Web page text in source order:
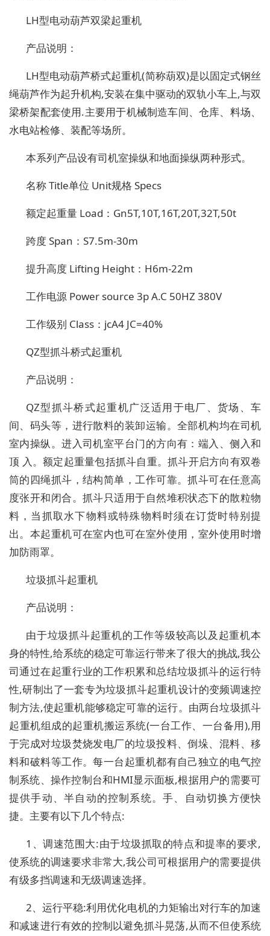
LH型电动葫芦双梁起重机
产品说明：
LH型电动葫芦桥式起重机(简称葫双)是以固定式钢丝
绳葫芦作为起升机构,安装在集中驱动的双轨小车上,与双
梁桥架配套使用.主要用于机械制造车间、仓库、料场、
水电站检修、装配等场所。
本系列产品设有司机室操纵和地面操纵两种形式。
名称 Title单位 Unit规格 Specs
额定起重量 Load：Gn5T,10T,16T,20T,32T,50t
跨度 Span：S7.5m-30m
提升高度 Lifting Height：H6m-22m
工作电源 Power source 3p A.C 50HZ 380V
工作级别 Class：jcA4 JC=40%
QZ型抓斗桥式起重机
产品说明：
QZ型抓斗桥式起重机广泛适用于电厂、货场、车
间、码头等，进行散料的装卸运输。全部机构均在司机
室内操纵。进入司机室平台门的方向有：端入、侧入和
顶 入。额定起重量包括抓斗自重。抓斗开启方向有双卷
筒的四绳抓斗，结构简单，工作可靠。抓斗可在任意高
度张开和闭合。抓斗只适用于自然堆积状态下的散粒物
料，当抓取水下物料或特殊物料时须在订货时特别提
出。本起重机可在室内也可在室外使用，室外使用时增
加防雨罩。
垃圾抓斗起重机
产品说明：
由于垃圾抓斗起重机的工作等级较高以及起重机本
身的特性,给系统的稳定可靠运行带来了很大的挑战,我公
司通过在起重行业的工作积累和总结垃圾抓斗的运行特
性,研制出了一套专为垃圾抓斗起重机设计的变频调速控
制方法,使起重机能够稳定可靠的运行。由两台垃圾抓斗
起重机组成的起重机搬运系统(一台工作、一台备用),用
于完成对垃圾焚烧发电厂的垃圾投料、倒垛、混料、移
料和破料等工作。每一台起重机都有自己独立的电气控
制系统、操作控制台和HMI显示面板,根据用户的需要可
提供手动、半自动的控制系统。手、自动切换方便快
捷。主要有以下几个特点:
1、调速范围大:由于垃圾抓取的特点和提率的要求,
使系统的调速要求非常大,我公司可根据用户的需要提供
有级多挡调速和无级调速选择。
2、运行平稳:利用优化电机的力矩输出对行车的加速
和减速进行有效的控制以避免抓斗晃荡,从而不但使系统